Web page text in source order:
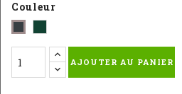
Couleur
Gris
-
RAL
-
RAL
AJOUTER AU PANIER